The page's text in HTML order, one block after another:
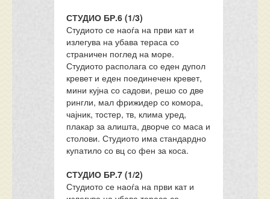
СТУДИО БР.6 (1/3)
Студиото се наоѓа на први кат и
излегува на убава тераса со
страничен поглед на море.
Студиото располага со еден дупол
кревет и еден поединечен кревет,
мини кујна со садови, решо со две
рингли, мал фрижидер со комора,
чајник, тостер, тв, клима уред,
плакар за алишта, дворче со маса и
столови. Студиото има стандардно
купатило со вц со фен за коса.
СТУДИО БР.7 (1/2)
Студиото се наоѓа на први кат и